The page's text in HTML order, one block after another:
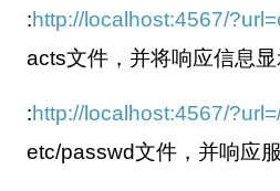
:http://localhost:4567/
acts文件，并将响应信息
:http://localhost:4567/
etc/passwd文件，并响应